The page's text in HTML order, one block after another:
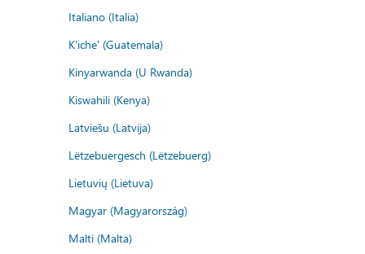
Italiano (Italia)
K'iche' (Guatemala)
Kinyarwanda (U Rwanda)
Kiswahili (Kenya)
Latviešu (Latvija)
Lëtzebuergesch (Lëtzebuerg)
Lietuvių (Lietuva)
Magyar (Magyarország)
Malti (Malta)